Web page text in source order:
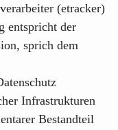
(etracker)
entspricht der
sprich dem
Infrastrukturen
Bestandteil